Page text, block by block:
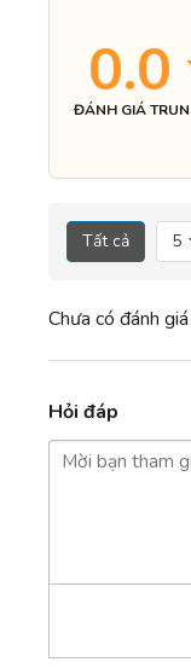
0.0
ĐÁNH GIÁ
Tất cả 5
Chưa có đánh
Hỏi đáp